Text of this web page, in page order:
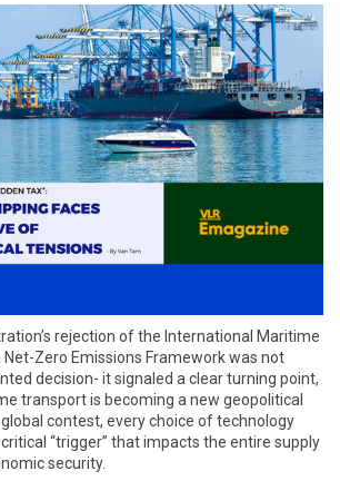
rejection of the International Maritime
Net-Zero Emissions Framework was not
decision- it signaled a clear turning point,
transport is becoming a new geopolitical
contest, every choice of technology
“trigger” that impacts the entire supply
security.